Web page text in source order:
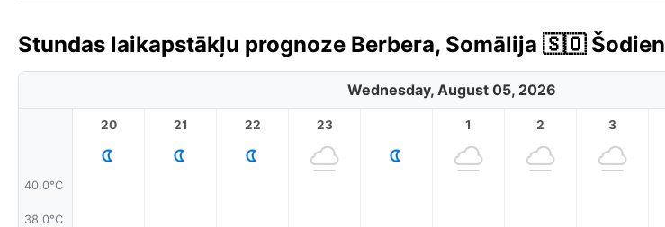
Stundas laikapstākļu prognoze Berbera, Somālija 🇸🇴 Šodien
Wednesday, August 05, 2026
40.0°C
38.0°C
20 21 22 23 1 2 3